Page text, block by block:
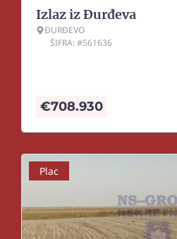
Izlaz iz Đurđeva
ĐURĐEVO
ŠIFRA: #561636
€708.930
Plac